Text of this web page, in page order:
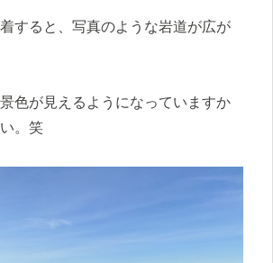
すると、写真のような岩道が広が
色が見えるようになっていますか
。笑